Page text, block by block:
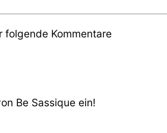
Kommentare
Be Sassique ein!